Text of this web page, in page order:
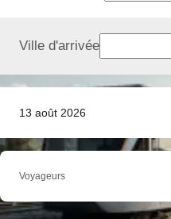
13 août 2026
Ville d'arrivée
Voyageurs